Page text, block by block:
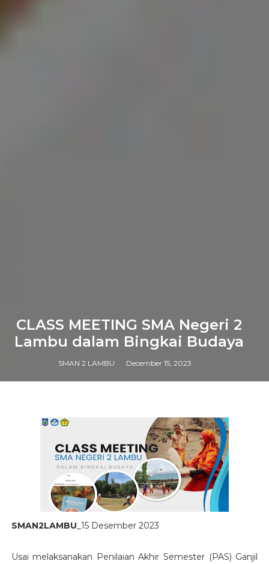
CLASS MEETING SMA Negeri 2
Lambu dalam Bingkai Budaya
SMAN 2 LAMBU December 15, 2023
SMAN2LAMBU _15 Desember 2023
Usai melaksanakan Penilaian Akhir Semester (PAS) Ganjil